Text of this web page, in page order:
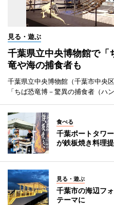
見る・遊ぶ
千葉県立中央博物館で
竜や海の捕食者も
千葉県立中央博物館（千葉市中央
「ちば恐竜博－驚異の捕食者（ハ
食べる
千葉ポートタワ
が鉄板焼き料理
見る・遊ぶ
千葉市の海辺フ
テーマに